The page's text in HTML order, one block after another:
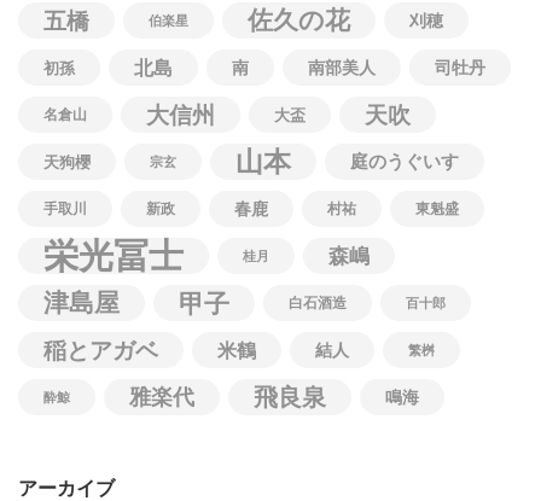
五橋
伯楽星 佐久の花 刈穂
初孫 北島 南 南部美人 司牡丹
名倉山 大信州 大盃 天吹
天狗櫻 宗玄 山本 庭のうぐいす
手取川 新政 春鹿 村祐 東魁盛
栄光冨士 桂月 森嶋
津島屋 甲子 白石酒造 百十郎
稲とアガベ 米鶴 結人 繁桝
酔鯨 雅楽代 飛良泉 鳴海
アーカイブ